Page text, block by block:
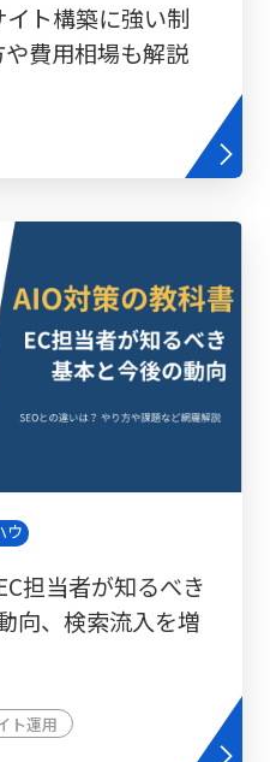
イト構築に強い制
費用相場も解説
ウ
担当者が知るべき
向、検索流入を増
ト運用